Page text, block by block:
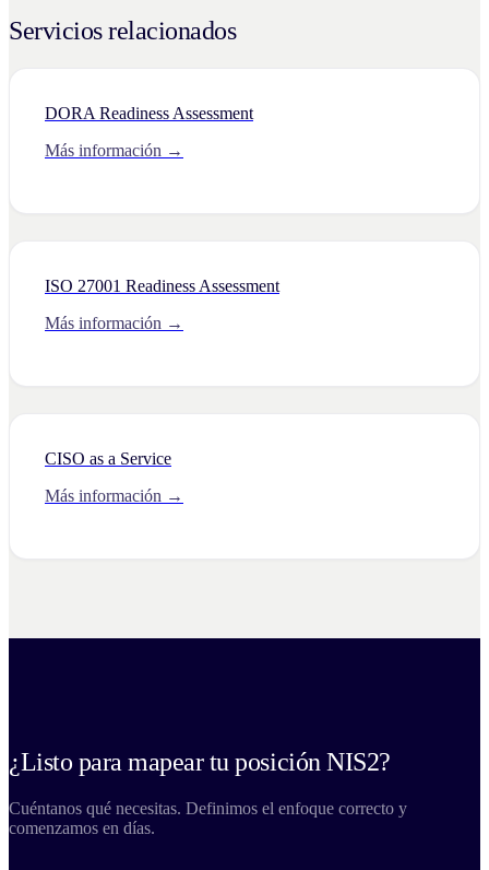
Servicios relacionados
DORA Readiness Assessment
Más información →
ISO 27001 Readiness Assessment
Más información →
CISO as a Service
Más información →
¿Listo para mapear tu posición NIS2?
Cuéntanos qué necesitas. Definimos el enfoque correcto y
comenzamos en días.